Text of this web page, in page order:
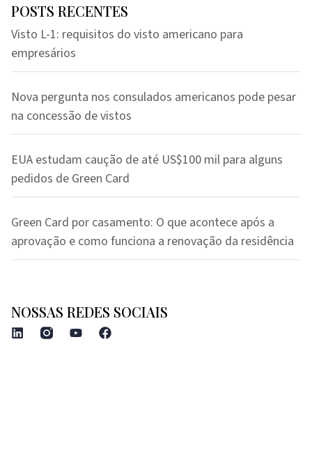
POSTS RECENTES
Visto L-1: requisitos do visto americano para
empresários
Nova pergunta nos consulados americanos pode pesar
na concessão de vistos
EUA estudam caução de até US$100 mil para alguns
pedidos de Green Card
Green Card por casamento: O que acontece após a
aprovação e como funciona a renovação da residência
NOSSAS REDES SOCIAIS